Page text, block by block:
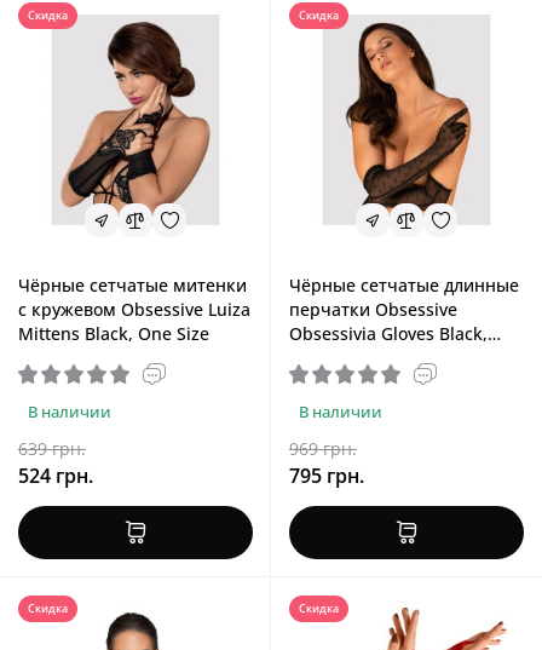
Скидка
Чёрные сетчатые митенки
с кружевом Obsessive Luiza
Mittens Black, One Size
В наличии
639 грн.
524 грн.
Скидка
Чёрные сетчатые длинные
перчатки Obsessive
Obsessivia Gloves Black,
В наличии
969 грн.
795 грн.
Скидка Скидка